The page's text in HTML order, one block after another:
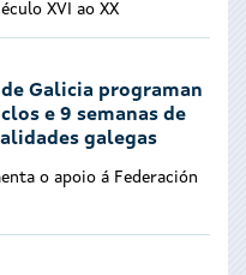
XVI ao XX
Galicia programan
e 9 semanas de
galegas
o apoio á Federación